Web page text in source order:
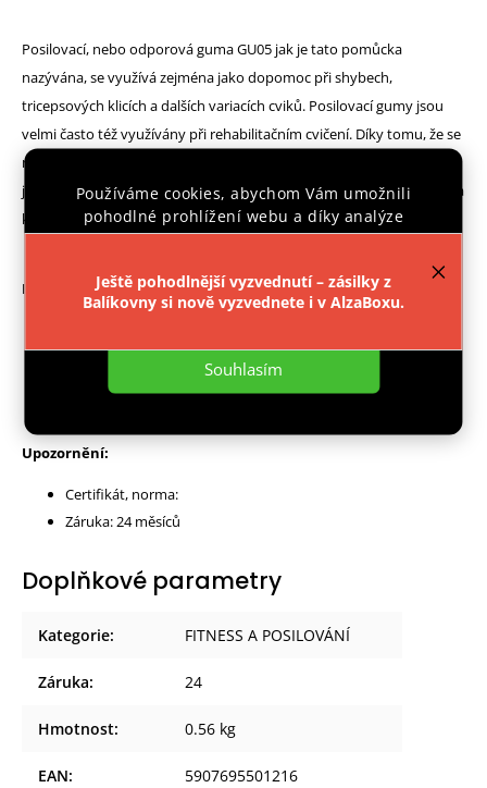
Používáme cookies, abychom Vám umožnili
pohodlné prohlížení webu a díky analýze
provozu webu neustále zlepšovali jeho funkce,
Nastavení
Souhlasím
Ještě pohodlnější vyzvednutí – zásilky z
Balíkovny si nově vyzvednete i v AlzaBoxu.
Posilovací, nebo odporová guma GU05 jak je tato pomůcka
nazývána, se využívá zejména jako dopomoc při shybech,
tricepsových klicích a dalších variacích cviků. Posilovací gumy jsou
velmi často též využívány při rehabilitačním cvičení. Díky tomu, že se
nejedná o přímou zátěž, ale guma postupným tahem vytváří odpor,
je často užívaným rehabilitačním doplňkem při úrazech svalů, šlach a
kloubů.
Parametry:
Odpor: 23 - 68 kg
Barva: modrá
Upozornění:
Certifikát, norma:
Záruka: 24 měsíců
Doplňkové parametry
Kategorie: FITNESS A POSILOVÁNÍ
Záruka: 24
Hmotnost: 0.56 kg
EAN: 5907695501216